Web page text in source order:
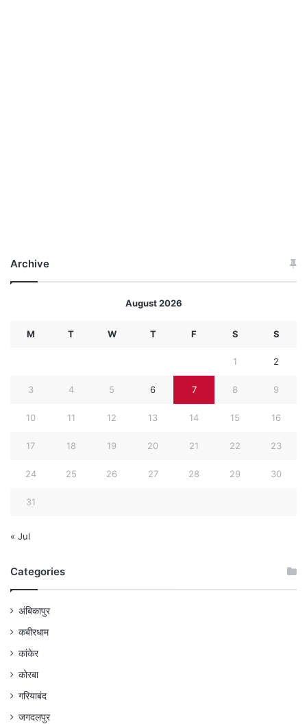
Archive
August 2026
M T W T F S S
1 2
3 4 5 6 7 8 9
10 11 12 13 14 15 16
17 18 19 20 21 22 23
24 25 26 27 28 29 30
31
« Jul
Categories
अंबिकापुर
कबीरधाम
कांकेर
कोरबा
गरियाबंद
जगदलपुर